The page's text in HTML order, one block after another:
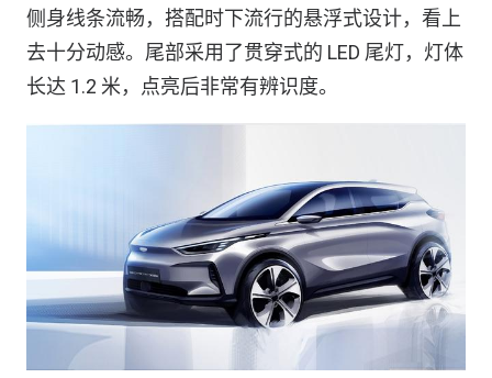
侧身线条流畅，搭配时下流行的悬浮式设计，看上
去十分动感。尾部采用了贯穿式的 LED 尾灯，灯体
长达 1.2 米，点亮后非常有辨识度。